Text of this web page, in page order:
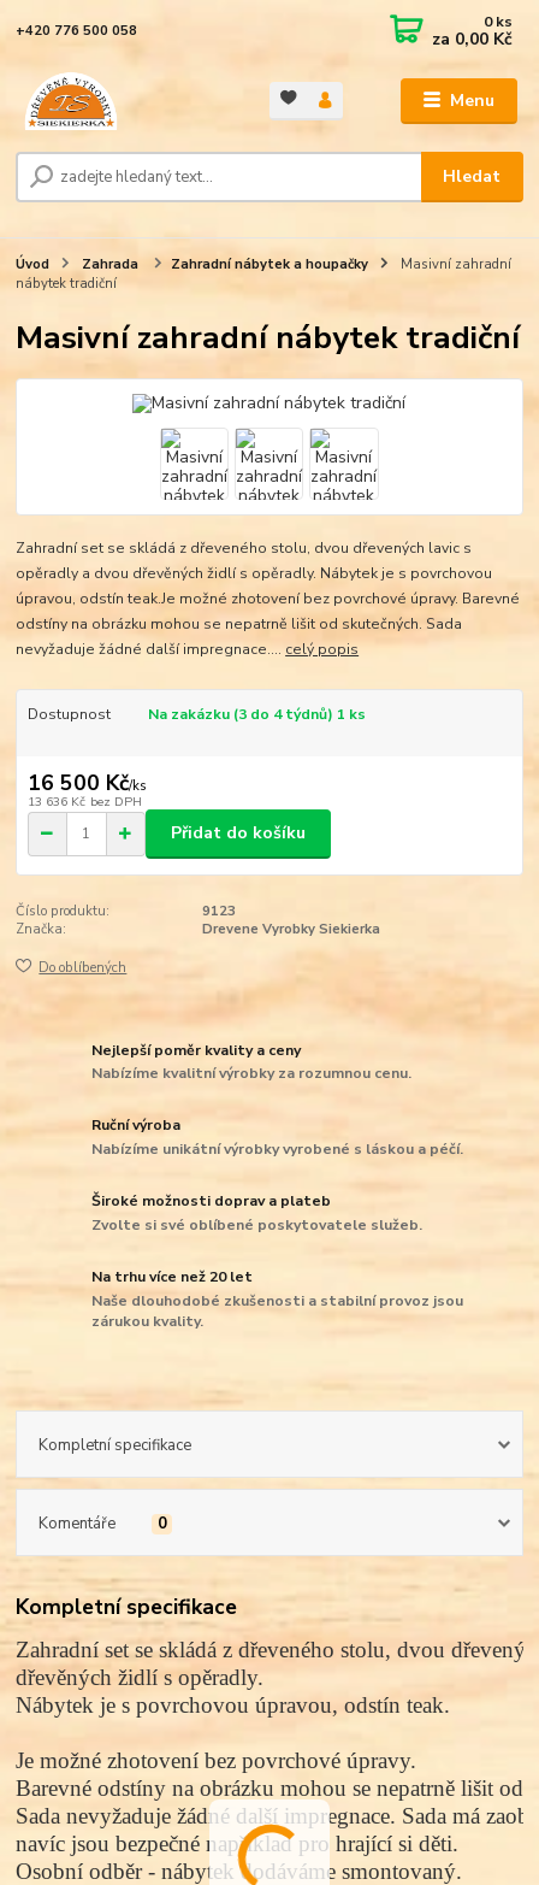
Menu
Hledat
+420 776 500 058 0ks
za 0,00 Kč
Úvod Zahrada Zahradní nábytek a houpačky
Masivní zahradní
nábytek tradiční
Masivní zahradní nábytek tradiční
Zahradní set se skládá z dřeveného stolu, dvou dřevených lavic s
opěradly a dvou dřevěných židlí s opěradly. Nábytek je s povrchovou
úpravou, odstín teak.Je možné zhotovení bez povrchové úpravy. Barevné
odstíny na obrázku mohou se nepatrně lišit od skutečných. Sada
nevyžaduje žádné další impregnace.... celý popis
Dostupnost Na zakázku (3 do 4 týdnů) 1 ks
16 500 Kč/ks
13 636 Kč bez DPH
Přidat do košíku
Číslo produktu:
9123
Značka:
Drevene Vyrobky Siekierka
Do oblíbených
Nejlepší poměr kvality a ceny
Nabízíme kvalitní výrobky za rozumnou cenu.
Ruční výroba
Nabízíme unikátní výrobky vyrobené s láskou a péčí.
Široké možnosti doprav a plateb
Zvolte si své oblíbené poskytovatele služeb.
Na trhu více než 20 let
Naše dlouhodobé zkušenosti a stabilní provoz jsou
zárukou kvality.
Kompletní specifikace
Komentáře 0
Kompletní specifikace
Zahradní set se skládá z dřeveného stolu, dvou
dřevěných židlí s opěradly.
Nábytek je s povrchovou úpravou, odstín teak.
Je možné zhotovení bez povrchové úpravy.
Barevné odstíny na obrázku mohou se nepatrně lišit od
Sada nevyžaduje žádné další impregnace. Sada má
navíc jsou bezpečné například pro hrající si děti.
Osobní odběr - nábytek dodáváme smontovaný.